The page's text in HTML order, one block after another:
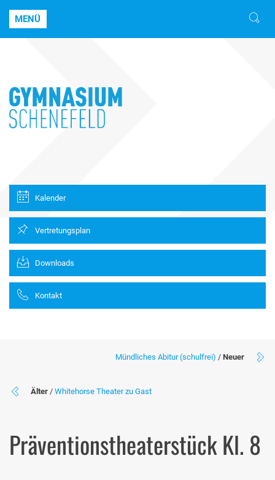
MENÜ
Kalender
Vertretungsplan
Downloads
Kontakt
Mündliches Abitur (schulfrei) / Neuer
Älter / Whitehorse Theater zu Gast
Präventionstheaterstück Kl. 8